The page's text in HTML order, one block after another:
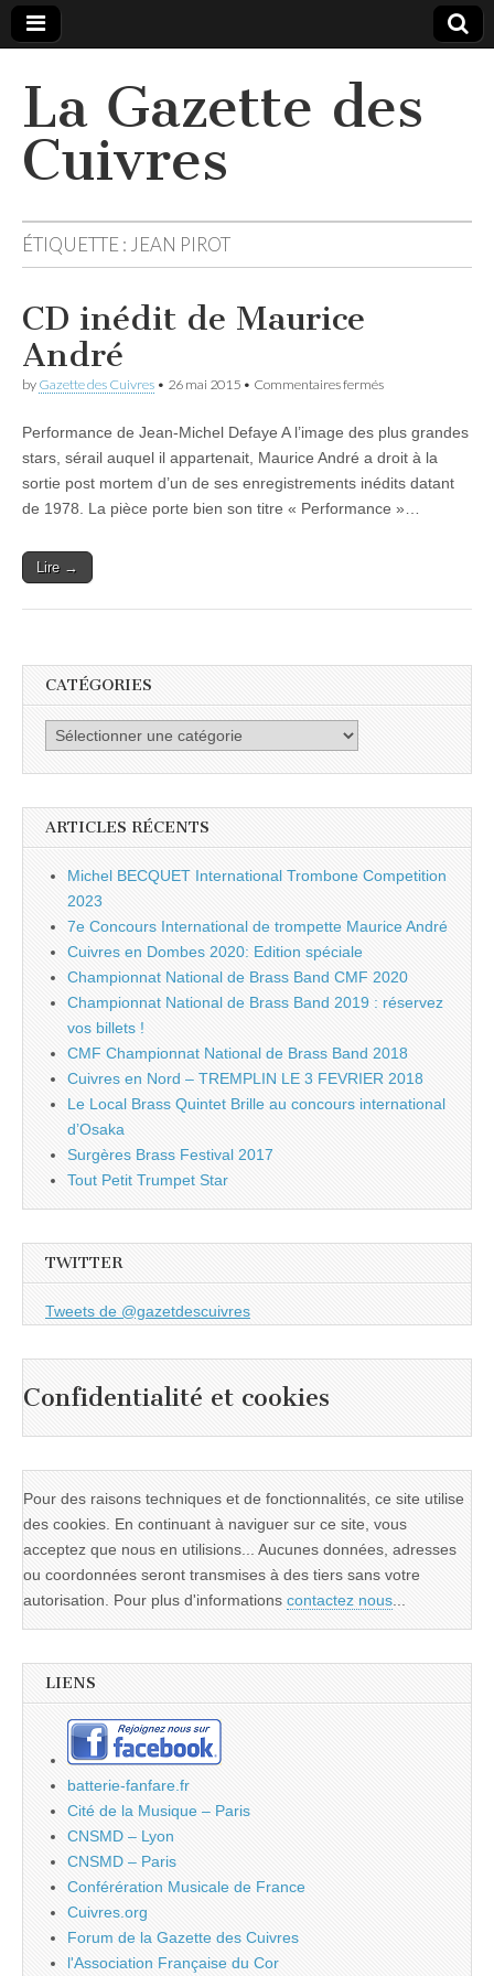
La Gazette des
Cuivres
ÉTIQUETTE : JEAN PIROT
CD inédit de Maurice
André
by Gazette des Cuivres • 26 mai 2015 • Commentaires ferméssur
de
Maurice
Performance de Jean-Michel Defaye A l’image des plus grandes
stars, sérail auquel il appartenait, Maurice André a droit à la
sortie post mortem d’un de ses enregistrements inédits datant
de 1978. La pièce porte bien son titre « Performance »…
Lire →
CATÉGORIES
Catégories
ARTICLES RÉCENTS
Michel BECQUET International Trombone Competition
2023
7e Concours International de trompette Maurice André
Cuivres en Dombes 2020: Edition spéciale
Championnat National de Brass Band CMF 2020
Championnat National de Brass Band 2019 : réservez
vos billets !
CMF Championnat National de Brass Band 2018
Cuivres en Nord – TREMPLIN LE 3 FEVRIER 2018
Le Local Brass Quintet Brille au concours international
d’Osaka
Surgères Brass Festival 2017
Tout Petit Trumpet Star
TWITTER
Tweets de @gazetdescuivres
Confidentialité et cookies
Pour des raisons techniques et de fonctionnalités, ce site utilise
des cookies. En continuant à naviguer sur ce site, vous
acceptez que nous en utilisions... Aucunes données, adresses
ou coordonnées seront transmises à des tiers sans votre
autorisation. Pour plus d'informations contactez nous...
LIENS
batterie-fanfare.fr
Cité de la Musique – Paris
CNSMD – Lyon
CNSMD – Paris
Conférération Musicale de France
Cuivres.org
Forum de la Gazette des Cuivres
l'Association Française du Cor